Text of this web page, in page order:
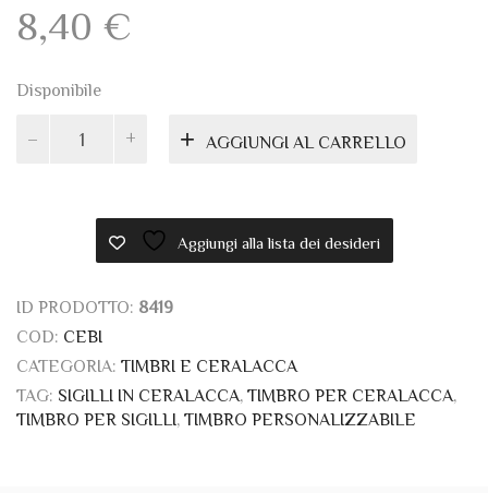
8,40 €
Disponibile
AGGIUNGI AL CARRELLO
Aggiungi alla lista dei desideri
ID PRODOTTO: 8419
COD: CEBI
CATEGORIA: TIMBRI E CERALACCA
TAG: SIGILLI IN CERALACCA, TIMBRO PER CERALACCA,
TIMBRO PER SIGILLI, TIMBRO PERSONALIZZABILE